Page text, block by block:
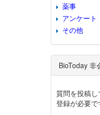
薬事
アンケート
その他
BioToday 非
質問を投稿
登録が必要で